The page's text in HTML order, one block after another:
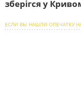
зберігся у
ЕСЛИ ВЫ НАШЛИ ОПЕЧАТКУ